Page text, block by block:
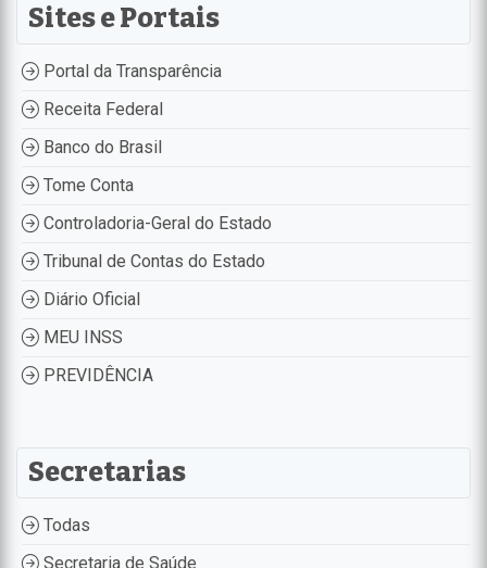
Sites e Portais
Portal da Transparência
Receita Federal
Banco do Brasil
Tome Conta
Controladoria-Geral do Estado
Tribunal de Contas do Estado
Diário Oficial
MEU INSS
PREVIDÊNCIA
Secretarias
Todas
Secretaria de Saúde